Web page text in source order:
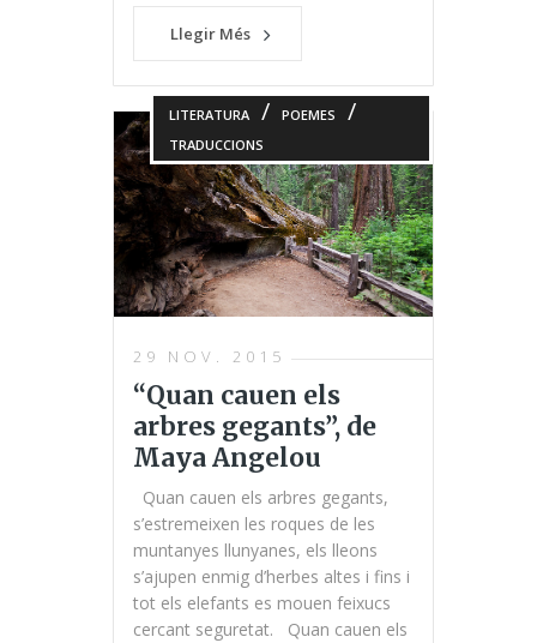
Llegir Més
LITERATURA / POEMES /
TRADUCCIONS
29 NOV. 2015
“Quan cauen els
arbres gegants”, de
Maya Angelou
Quan cauen els arbres gegants,
s’estremeixen les roques de les
muntanyes llunyanes, els lleons
s’ajupen enmig d’herbes altes i fins i
tot els elefants es mouen feixucs
cercant seguretat. Quan cauen els